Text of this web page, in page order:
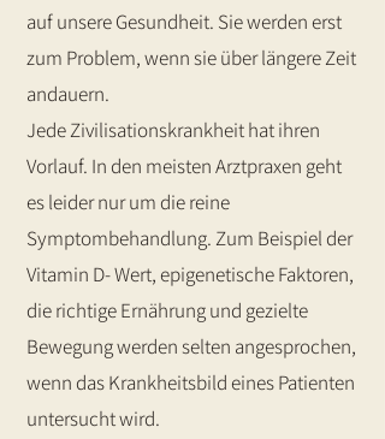
auf unsere Gesundheit. Sie werden erst
zum Problem, wenn sie über längere Zeit
andauern.
Jede Zivilisationskrankheit hat ihren
Vorlauf. In den meisten Arztpraxen geht
es leider nur um die reine
Symptombehandlung. Zum Beispiel der
Vitamin D- Wert, epigenetische Faktoren,
die richtige Ernährung und gezielte
Bewegung werden selten angesprochen,
wenn das Krankheitsbild eines Patienten
untersucht wird.